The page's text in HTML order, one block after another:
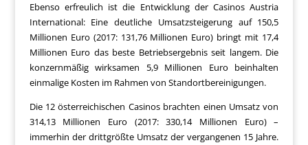
Ebenso erfreulich ist die Entwicklung der Casinos Austria
International: Eine deutliche Umsatzsteigerung auf 150,5
Millionen Euro (2017: 131,76 Millionen Euro) bringt mit 17,4
Millionen Euro das beste Betriebsergebnis seit langem. Die
konzernmäßig wirksamen 5,9 Millionen Euro beinhalten
einmalige Kosten im Rahmen von Standortbereinigungen.
Die 12 österreichischen Casinos brachten einen Umsatz von
314,13 Millionen Euro (2017: 330,14 Millionen Euro) –
immerhin der drittgrößte Umsatz der vergangenen 15 Jahre.